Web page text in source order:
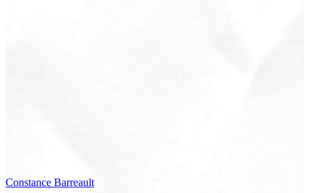
Constance Barreault